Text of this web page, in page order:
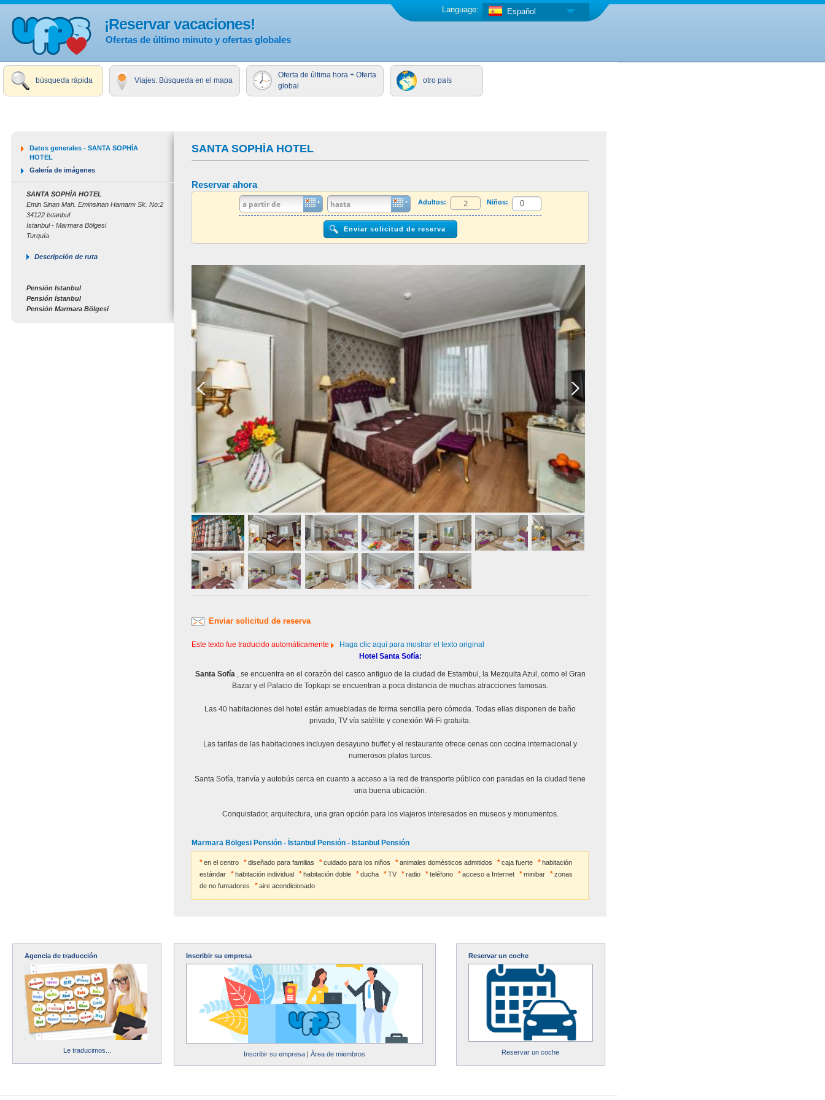
¡Reservar vacaciones!
Ofertas de último minuto y ofertas globales
Español
Language:
búsqueda rápida Viajes: Búsqueda en el mapa
Oferta de última hora + Oferta
global
otro país
SANTA SOPHİA HOTEL
Reservar ahora
Adultos: Niños:
Enviar solicitud de reserva
Este texto fue traducido automáticamente
Haga clic aquí para mostrar el texto original
Hotel Santa Sofía:
Santa Sofía, se encuentra en el corazón del casco antiguo de la ciudad de Estambul, la Mezquita Azul, como el Gran
Bazar y el Palacio de Topkapi se encuentran a poca distancia de muchas atracciones famosas.
Las 40 habitaciones del hotel están amuebladas de forma sencilla pero cómoda. Todas ellas disponen de baño
privado, TV vía satélite y conexión Wi-Fi gratuita.
Las tarifas de las habitaciones incluyen desayuno buffet y el restaurante ofrece cenas con cocina internacional y
numerosos platos turcos.
Santa Sofía, tranvía y autobús cerca en cuanto a acceso a la red de transporte público con paradas en la ciudad tiene
una buena ubicación.
Conquistador, arquitectura, una gran opción para los viajeros interesados en museos y monumentos.
Marmara Bölgesi Pensión - İstanbul Pensión - Istanbul Pensión
en el centro diseñado para familias cuidado para los niños animales domésticos admitidos caja fuerte
habitación
estándar
habitación individual habitación doble ducha TV radio teléfono acceso a Internet minibar
zonas
de no fumadores
aire acondicionado
Datos generales - SANTA SOPHİA
HOTEL
Galería de imágenes
SANTA SOPHİA HOTEL
Emin Sinan Mah. Eminsinan Hamamı Sk. No:2
34122 Istanbul
İstanbul - Marmara Bölgesi
Turquía
Descripción de ruta
Pensión Istanbul
Pensión İstanbul
Pensión Marmara Bölgesi
Agencia de traducción
Le traducimos...
Inscribir su empresa
Inscribir su empresa |Área de miembros
Reservar un coche
Reservar un coche